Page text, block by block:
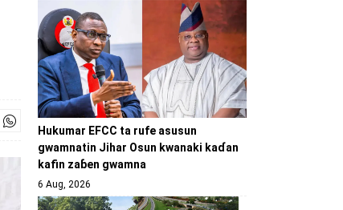
Hukumar EFCC ta rufe asusun
gwamnatin Jihar Osun kwanaki kaɗan
kafin zaɓen gwamna
6 Aug, 2026